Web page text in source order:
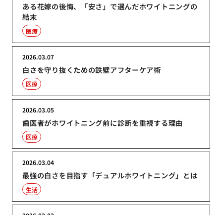
ある花嫁の後悔、「安さ」で選んだホワイトニングの
結末
医療
白さを守り抜くための鉄壁アフターケア術
2026.03.07
医療
歯医者がホワイトニング前に診断を重視する理由
2026.03.05
医療
最強の白さを目指す「デュアルホワイトニング」とは
2026.03.04
生活